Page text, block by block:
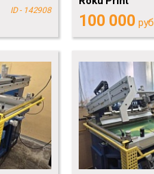
ID - 142908
100 000 руб.